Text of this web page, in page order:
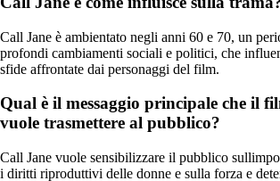
Call Jane è ambientato negli anni 60 e 70, un
profondi cambiamenti sociali e politici, che
sfide affrontate dai personaggi del film.
Qual è il messaggio principale che il
vuole trasmettere al pubblico?
Call Jane vuole sensibilizzare il pubblico
i diritti riproduttivi delle donne e sulla forza e